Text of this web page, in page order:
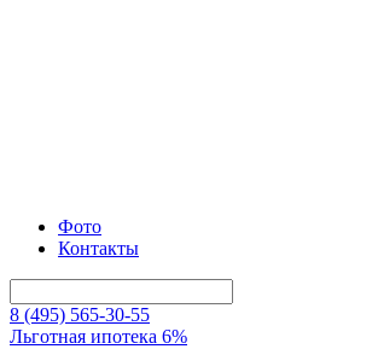
Фото
Контакты
8 (495) 565-30-55
Льготная ипотека 6%